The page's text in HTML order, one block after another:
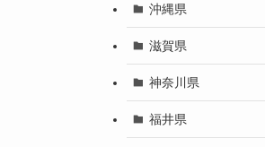
沖縄県
滋賀県
神奈川県
福井県